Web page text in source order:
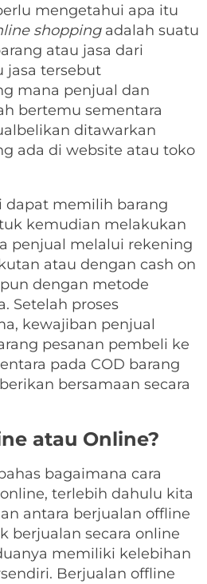
mengetahui apa itu
shoppingadalah suatu
atau jasa dari
jasa tersebut
mana penjual dan
bertemu sementara
ditawarkan
ada di website atau toko
dapat memilih barang
kemudian melakukan
penjual melalui rekening
atau dengan cash on
dengan metode
Setelah proses
kewajiban penjual
pesanan pembeli ke
pada COD barang
bersamaan secara
atau Online?
bagaimana cara
terlebih dahulu kita
antara berjualan offline
berjualan secara online
memiliki kelebihan
Berjualan offline